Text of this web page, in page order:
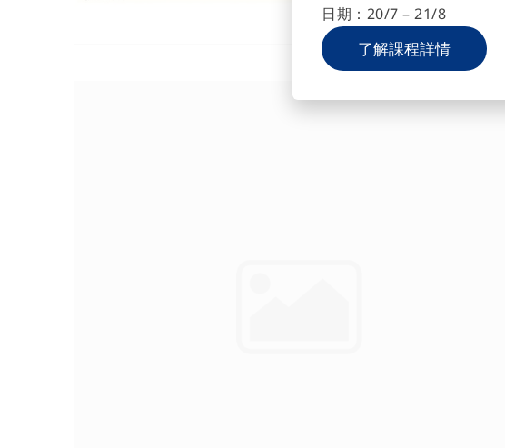
日期：20/7 – 21/8
了解課程詳情